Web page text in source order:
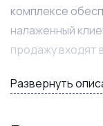
комплексе
налаженный
продажу входят
поставщиками
Развернуть